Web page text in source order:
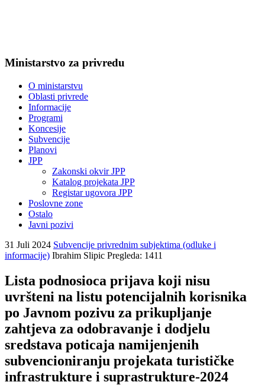
Ministarstvo za privredu
O ministarstvu
Oblasti privrede
Informacije
Programi
Koncesije
Subvencije
Planovi
JPP
Zakonski okvir JPP
Katalog projekata JPP
Registar ugovora JPP
Poslovne zone
Ostalo
Javni pozivi
31 Juli 2024 Subvencije privrednim subjektima (odluke i
informacije) Ibrahim Slipic Pregleda: 1411
Lista podnosioca prijava koji nisu
uvršteni na listu potencijalnih korisnika
po Javnom pozivu za prikupljanje
zahtjeva za odobravanje i dodjelu
sredstava poticaja namijenjenih
subvencioniranju projekata turističke
infrastrukture i suprastrukture-2024